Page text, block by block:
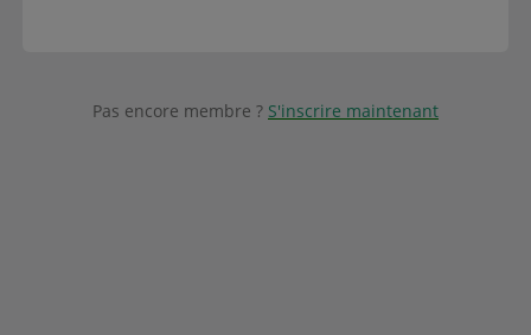
Pas encore membre ? S'inscrire maintenant